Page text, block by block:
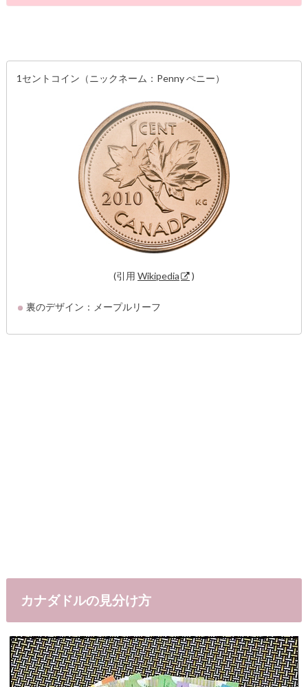
1セントコイン（ニックネーム：Penny ぺニー）
(引用 Wikipedia )
裏のデザイン：メープルリーフ
カナダドルの見分け方